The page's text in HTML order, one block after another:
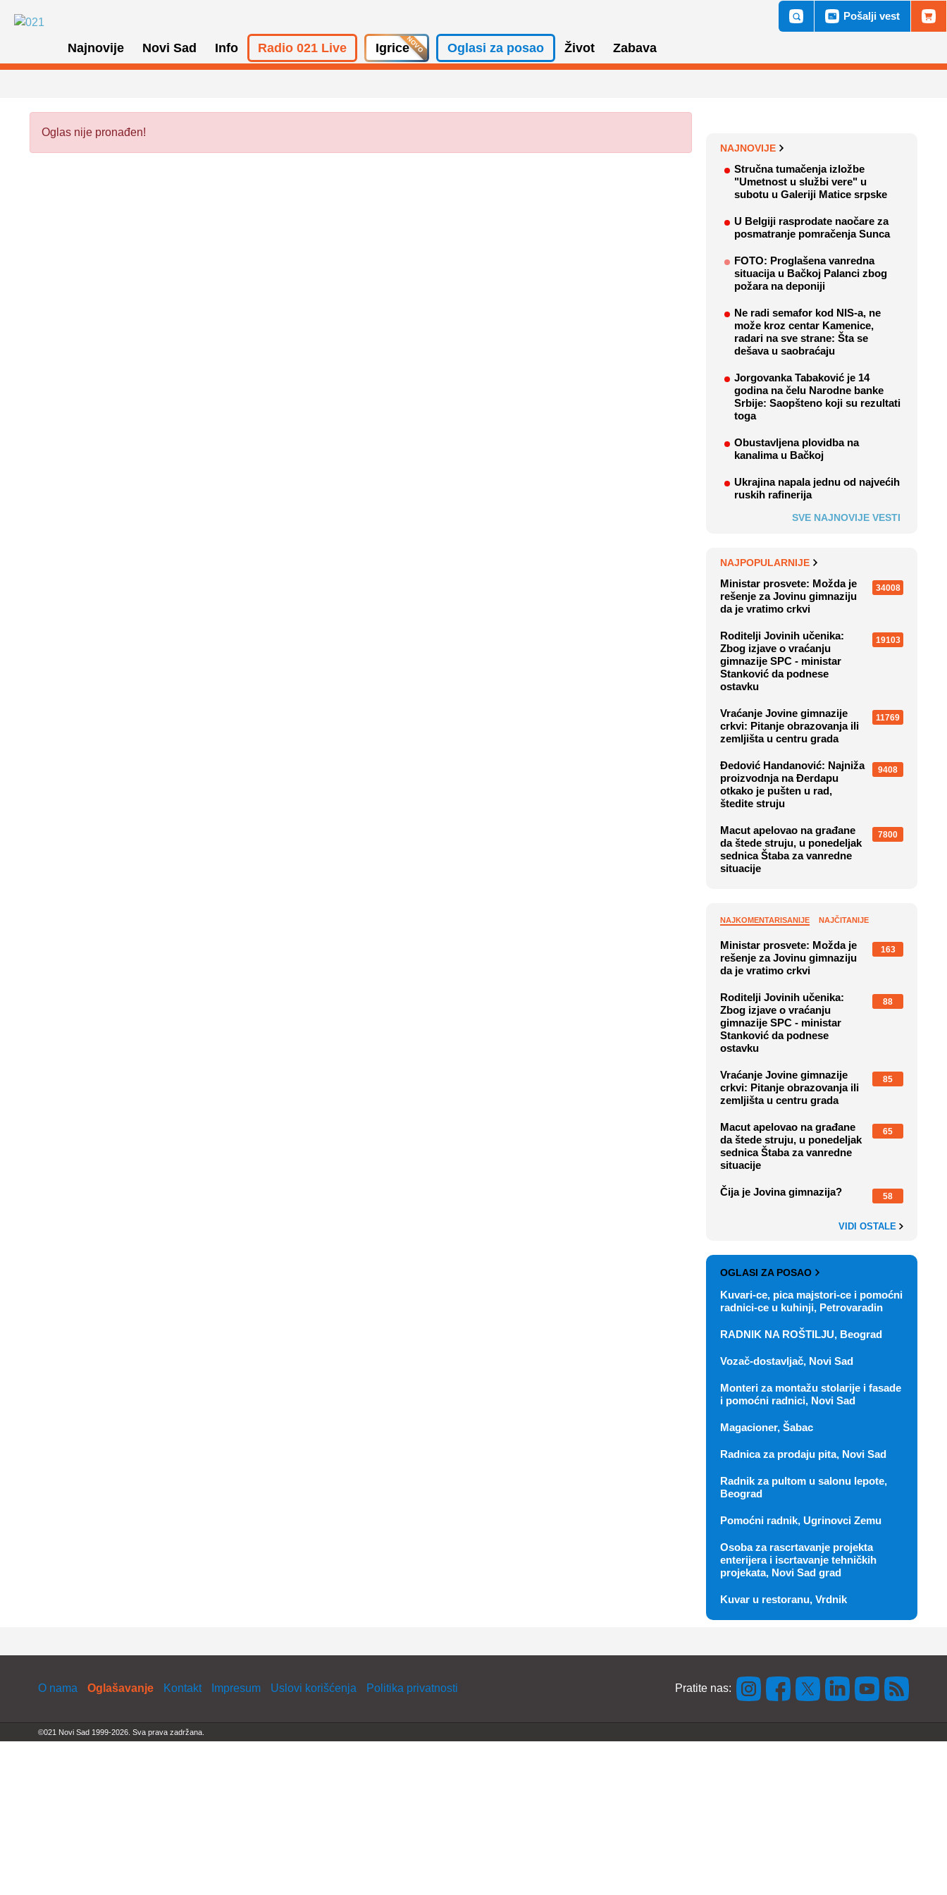
Najnovije Novi Sad Info Radio 021 Live Igrice Oglasi za posao Život Zabava
Pošalji vest
Oglas nije pronađen!
NAJNOVIJE
Stručna tumačenja izložbe
"Umetnost u službi vere" u
subotu u Galeriji Matice srpske
U Belgiji rasprodate naočare za
posmatranje pomračenja Sunca
FOTO: Proglašena vanredna
situacija u Bačkoj Palanci zbog
požara na deponiji
Ne radi semafor kod NIS-a, ne
može kroz centar Kamenice,
radari na sve strane: Šta se
dešava u saobraćaju
Jorgovanka Tabaković je 14
godina na čelu Narodne banke
Srbije: Saopšteno koji su rezultati
toga
Obustavljena plovidba na
kanalima u Bačkoj
Ukrajina napala jednu od najvećih
ruskih rafinerija
SVE NAJNOVIJE VESTI
NAJPOPULARNIJE
Ministar prosvete: Možda je
rešenje za Jovinu gimnaziju
da je vratimo crkvi
34008
Roditelji Jovinih učenika:
Zbog izjave o vraćanju
gimnazije SPC - ministar
Stanković da podnese
ostavku
19103
Vraćanje Jovine gimnazije
crkvi: Pitanje obrazovanja ili
zemljišta u centru grada
11769
Đedović Handanović: Najniža
proizvodnja na Đerdapu
otkako je pušten u rad,
štedite struju
9408
Macut apelovao na građane
da štede struju, u ponedeljak
sednica Štaba za vanredne
situacije
7800
NAJKOMENTARISANIJE NAJČITANIJE
Ministar prosvete: Možda je
rešenje za Jovinu gimnaziju
da je vratimo crkvi
163
Roditelji Jovinih učenika:
Zbog izjave o vraćanju
gimnazije SPC - ministar
Stanković da podnese
ostavku
88
Vraćanje Jovine gimnazije
crkvi: Pitanje obrazovanja ili
zemljišta u centru grada
85
Macut apelovao na građane
da štede struju, u ponedeljak
sednica Štaba za vanredne
situacije
65
Čija je Jovina gimnazija? 58
VIDI OSTALE
OGLASI ZA POSAO
Kuvari-ce, pica majstori-ce i pomoćni
radnici-ce u kuhinji, Petrovaradin
RADNIK NA ROŠTILJU, Beograd
Vozač-dostavljač, Novi Sad
Monteri za montažu stolarije i fasade
i pomoćni radnici, Novi Sad
Magacioner, Šabac
Radnica za prodaju pita, Novi Sad
Radnik za pultom u salonu lepote,
Beograd
Pomoćni radnik, Ugrinovci Zemu
Osoba za rascrtavanje projekta
enterijera i iscrtavanje tehničkih
projekata, Novi Sad grad
Kuvar u restoranu, Vrdnik
O nama Oglašavanje Kontakt Impresum Uslovi korišćenja Politika privatnosti Pratite nas:
©021 Novi Sad 1999-2026. Sva prava zadržana.